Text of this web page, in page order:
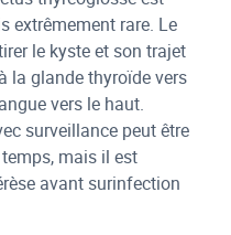
extrêmement rare. Le
le kyste et son trajet
la glande thyroïde vers
vers le haut.
surveillance peut être
mais il est
avant surinfection